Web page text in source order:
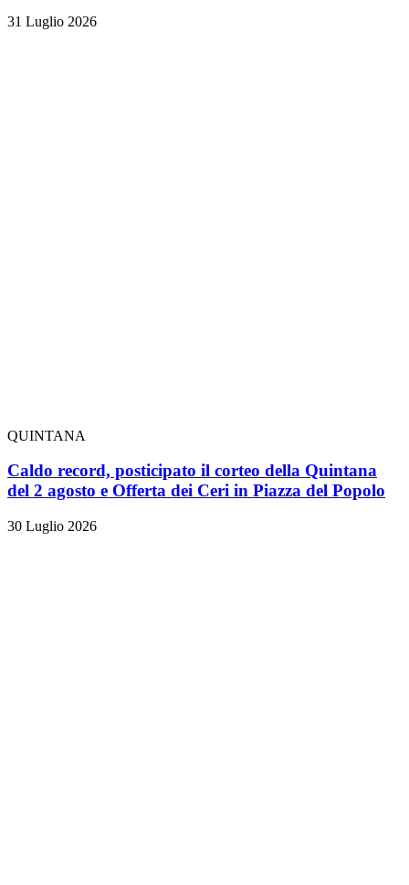
31 Luglio 2026
QUINTANA
Caldo record, posticipato il corteo della Quintana
del 2 agosto e Offerta dei Ceri in Piazza del Popolo
30 Luglio 2026